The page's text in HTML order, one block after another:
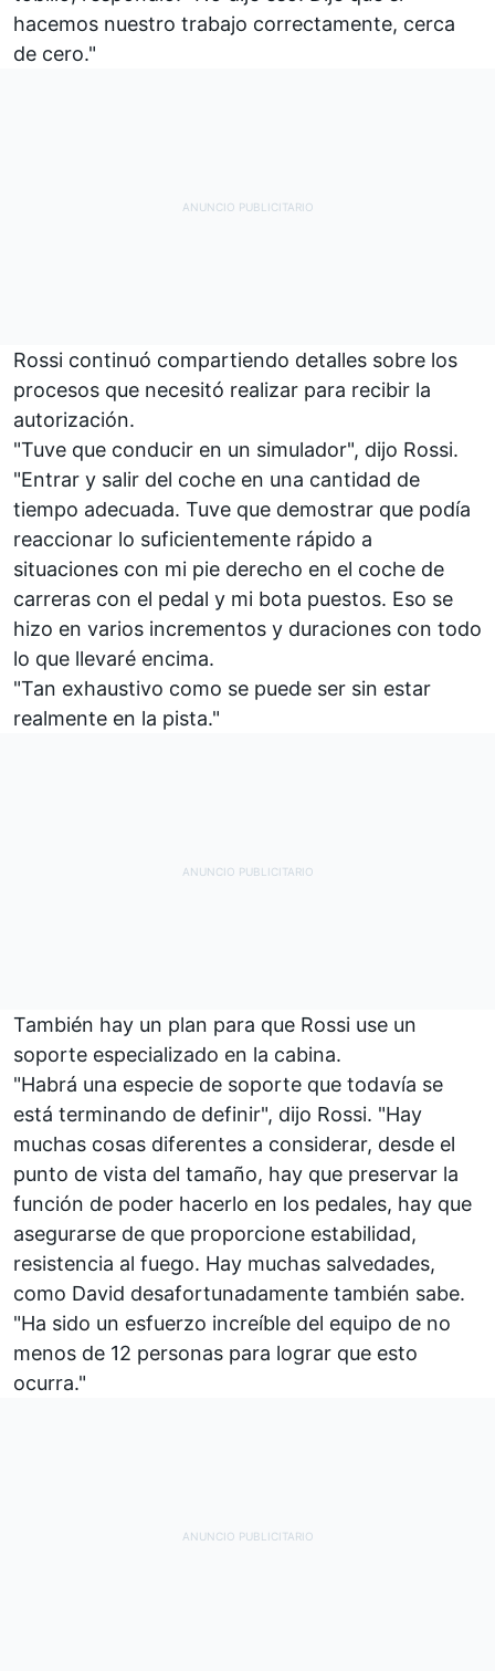
hacemos nuestro trabajo correctamente, cerca
de cero."
Rossi continuó compartiendo detalles sobre los
procesos que necesitó realizar para recibir la
autorización.
"Tuve que conducir en un simulador", dijo Rossi.
"Entrar y salir del coche en una cantidad de
tiempo adecuada. Tuve que demostrar que podía
reaccionar lo suficientemente rápido a
situaciones con mi pie derecho en el coche de
carreras con el pedal y mi bota puestos. Eso se
hizo en varios incrementos y duraciones con todo
lo que llevaré encima.
"Tan exhaustivo como se puede ser sin estar
realmente en la pista."
También hay un plan para que Rossi use un
soporte especializado en la cabina.
"Habrá una especie de soporte que todavía se
está terminando de definir", dijo Rossi. "Hay
muchas cosas diferentes a considerar, desde el
punto de vista del tamaño, hay que preservar la
función de poder hacerlo en los pedales, hay que
asegurarse de que proporcione estabilidad,
resistencia al fuego. Hay muchas salvedades,
como David desafortunadamente también sabe.
"Ha sido un esfuerzo increíble del equipo de no
menos de 12 personas para lograr que esto
ocurra."